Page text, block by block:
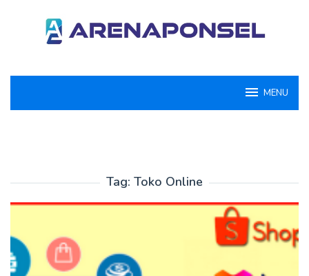
MENU
Tag: Toko Online